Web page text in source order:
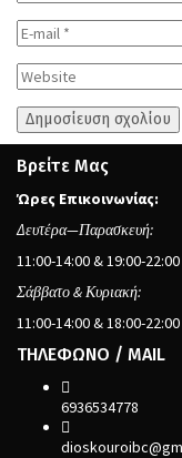
Βρείτε Μας
Ώρες Επικοινωνίας:
Δευτέρα—Παρασκευή:
11:00-14:00 & 19:00-22:00
Σάββατο & Κυριακή:
11:00-14:00 & 18:00-22:00
ΤΗΛΕΦΩΝΟ / MAIL
6936534778